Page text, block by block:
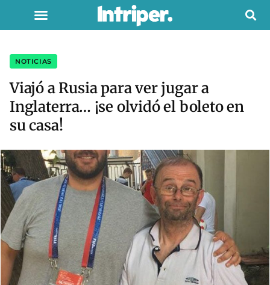
NOTICIAS
Viajó a Rusia para ver jugar a
Inglaterra… ¡se olvidó el boleto en
su casa!